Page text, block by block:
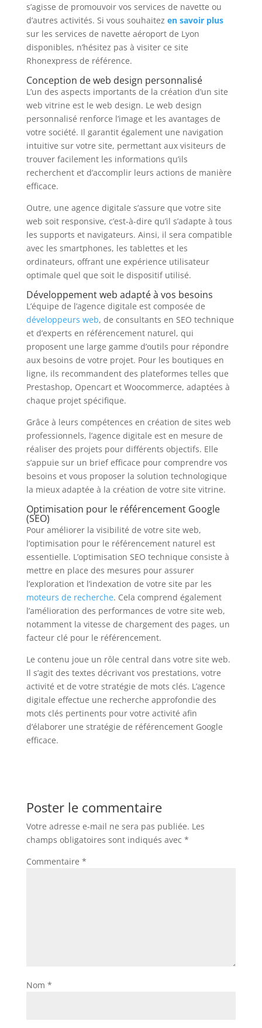
s’agisse de promouvoir vos services de navette ou
d’autres activités. Si vous souhaitez en savoir plus
sur les services de navette aéroport de Lyon
disponibles, n’hésitez pas à visiter ce site
Rhonexpress de référence.
Conception de web design personnalisé
L’un des aspects importants de la création d’un site
web vitrine est le web design. Le web design
personnalisé renforce l’image et les avantages de
votre société. Il garantit également une navigation
intuitive sur votre site, permettant aux visiteurs de
trouver facilement les informations qu’ils
recherchent et d’accomplir leurs actions de manière
efficace.
Outre, une agence digitale s’assure que votre site
web soit responsive, c’est-à-dire qu’il s’adapte à tous
les supports et navigateurs. Ainsi, il sera compatible
avec les smartphones, les tablettes et les
ordinateurs, offrant une expérience utilisateur
optimale quel que soit le dispositif utilisé.
Développement web adapté à vos besoins
L’équipe de l’agence digitale est composée de
développeurs web, de consultants en SEO technique
et d’experts en référencement naturel, qui
proposent une large gamme d’outils pour répondre
aux besoins de votre projet. Pour les boutiques en
ligne, ils recommandent des plateformes telles que
Prestashop, Opencart et Woocommerce, adaptées à
chaque projet spécifique.
Grâce à leurs compétences en création de sites web
professionnels, l’agence digitale est en mesure de
réaliser des projets pour différents objectifs. Elle
s’appuie sur un brief efficace pour comprendre vos
besoins et vous proposer la solution technologique
la mieux adaptée à la création de votre site vitrine.
Optimisation pour le référencement Google
(SEO)
Pour améliorer la visibilité de votre site web,
l’optimisation pour le référencement naturel est
essentielle. L’optimisation SEO technique consiste à
mettre en place des mesures pour assurer
l’exploration et l’indexation de votre site par les
moteurs de recherche. Cela comprend également
l’amélioration des performances de votre site web,
notamment la vitesse de chargement des pages, un
facteur clé pour le référencement.
Le contenu joue un rôle central dans votre site web.
Il s’agit des textes décrivant vos prestations, votre
activité et de votre stratégie de mots clés. L’agence
digitale effectue une recherche approfondie des
mots clés pertinents pour votre activité afin
d’élaborer une stratégie de référencement Google
efficace.
Poster le commentaire
Votre adresse e-mail ne sera pas publiée. Les
champs obligatoires sont indiqués avec *
Commentaire *
Nom *